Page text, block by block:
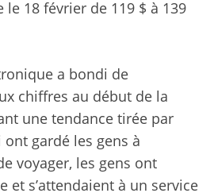
18 février de 119 $ à 139
a bondi de
chiffres au début de la
une tendance tirée par
gardé les gens à
voyager, les gens ont
et s’attendaient à un service